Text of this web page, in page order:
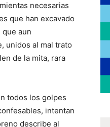
necesarias
que han excavado
aun
unidos al mal trato
de la mita, rara
todos los golpes
intentan
describe al